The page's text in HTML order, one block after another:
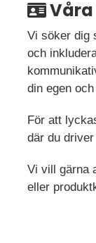
Vi söker dig
och
din egen
För att
där du
Vi vill gärna
eller